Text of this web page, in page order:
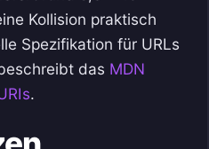
Kollision praktisch
Spezifikation für URLs
das MDN
.